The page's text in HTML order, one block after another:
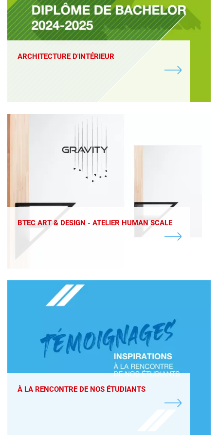
ARCHITECTURE D'INTÉRIEUR
BTEC ART & DESIGN - ATELIER HUMAN SCALE
À LA RENCONTRE DE NOS ÉTUDIANTS